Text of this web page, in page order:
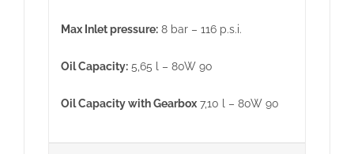
Max Inlet pressure: 8 bar – 116 p.s.i.
Oil Capacity: 5,65 l – 80W 90
Oil Capacity with Gearbox 7,10 l – 80W 90